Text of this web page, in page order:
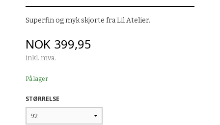
Superfin og myk skjorte fra Lil Atelier.
Pris
NOK 399,95
inkl. mva.
På lager
STØRRELSE